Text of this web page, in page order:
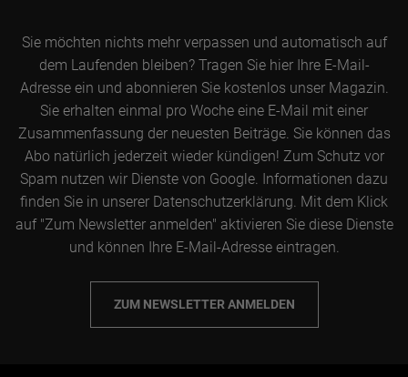
Sie möchten nichts mehr verpassen und automatisch auf
dem Laufenden bleiben? Tragen Sie hier Ihre E-Mail-
Adresse ein und abonnieren Sie kostenlos unser Magazin.
Sie erhalten einmal pro Woche eine E-Mail mit einer
Zusammenfassung der neuesten Beiträge. Sie können das
Abo natürlich jederzeit wieder kündigen! Zum Schutz vor
Spam nutzen wir Dienste von Google. Informationen dazu
finden Sie in unserer Datenschutzerklärung. Mit dem Klick
auf "Zum Newsletter anmelden" aktivieren Sie diese Dienste
und können Ihre E-Mail-Adresse eintragen.
ZUM NEWSLETTER ANMELDEN